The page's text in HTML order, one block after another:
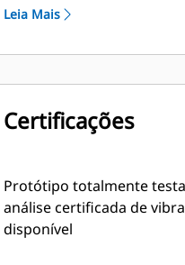
Leia Mais
Certificações
Protótipo totalmente
análise certificada de
disponível